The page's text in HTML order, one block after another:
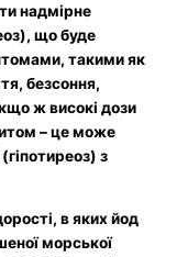
надмірне
що буде
такими як
безсоння,
ж високі дози
– це може
з
в яких йод
морської